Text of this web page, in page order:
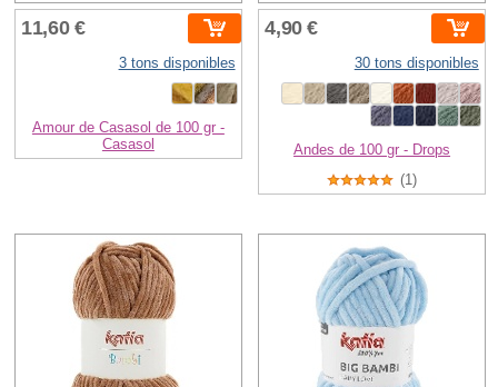
11,60 €
3 tons disponibles
Amour de Casasol de 100 gr -
Casasol
4,90 €
30 tons disponibles
Andes de 100 gr - Drops
(1)